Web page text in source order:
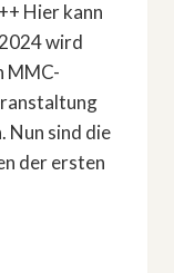
Hier kann
wird
MMC-
Nun sind die
der ersten